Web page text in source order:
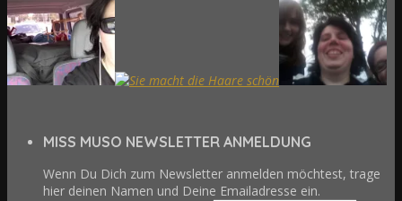
MISS MUSO NEWSLETTER ANMELDUNG
Wenn Du Dich zum Newsletter anmelden möchtest, trage
hier deinen Namen und Deine Emailadresse ein.